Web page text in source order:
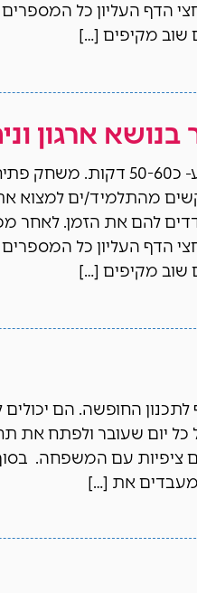
ארגון
משך השיעור המוצע- כ50-
מודדים להם את הזמן.
לתכנון החופשה. הם
יום שעובר ולפתח את
ציפיות עם המשפחה.
מעבדים את […]